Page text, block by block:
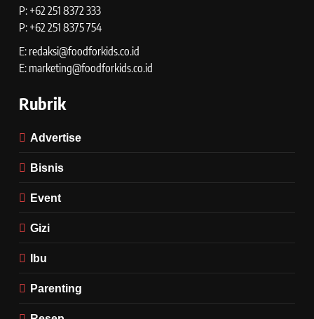
P: +62 251 8372 333
P: +62 251 8375 754
E: redaksi@foodforkids.co.id
E: marketing@foodforkids.co.id
Rubrik
Advertise
Bisnis
Event
Gizi
Ibu
Parenting